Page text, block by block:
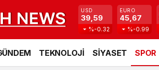
USD
39,59
%-0.32
EURO
45,67
%-0.99
TEKNOLOJİ SİYASET SPOR